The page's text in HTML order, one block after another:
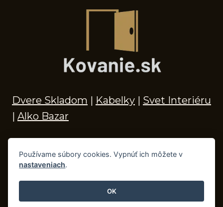
Dvere Skladom | Kabelky | Svet Interiéru
| Alko Bazar
© 2026 Kľučky na dvere, madlá, kovania,
doplnky do kúpeľne a príslušenstvo
Používame súbory cookies. Vypnúť ich môžete v
nastaveniach.
OK